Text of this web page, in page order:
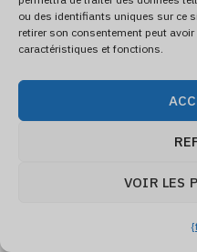
ou des identifiants uniques sur ce
retirer son consentement peut
caractéristiques et fonctions.
VOIR LES
australiens.
votre municipalité -
Les systèmes
avantages significatifs
traditionnelle en béton
applications : une
sites contraignants.